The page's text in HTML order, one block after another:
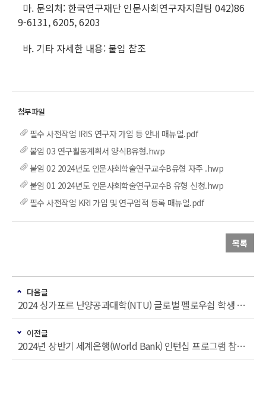
마. 문의처: 한국연구재단 인문사회연구자지원팀 042)86
9-6131, 6205, 6203
바. 기타 자세한 내용: 붙임 참조
필수 사전작업 IRIS 연구자 가입 등 안내 매뉴얼.pdf
붙임 03 연구활동계획서 양식B유형.hwp
붙임 02 2024년도 인문사회학술연구교수B유형 자주 .hwp
붙임 01 2024년도 인문사회학술연구교수B 유형 신청.hwp
필수 사전작업 KRI 가입 및 연구업적 등록 매뉴얼.pdf
목록
다음글
2024 싱가포르 난양공과대학(NTU) 글로벌 펠로우쉽 학생 선발 안내
이전글
2024년 상반기 세계은행(World Bank) 인턴십 프로그램 참가자 모집 안내